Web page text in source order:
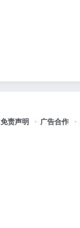
免责声明 广告合作